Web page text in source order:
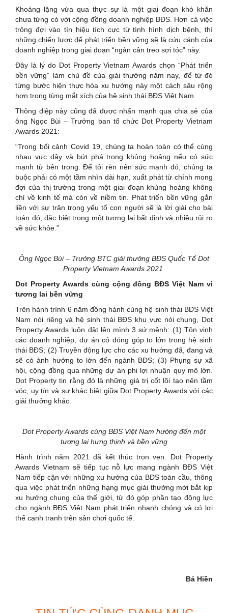
Khoảng lặng vừa qua thực sự là một giai đoạn khó khăn
chưa từng có với cộng đồng doanh nghiệp BĐS. Hơn cả việc
trông đợi vào tín hiệu tích cực từ tình hình dịch bệnh, thì
những chiến lược để phát triển bền vững sẽ là cứu cánh của
doanh nghiệp trong giai đoạn “ngàn cân treo sợi tóc” này.
Đây là lý do Dot Property Vietnam Awards chọn “Phát triển
bền vững” làm chủ đề của giải thưởng năm nay, để từ đó
từng bước hiện thực hóa xu hướng này một cách sâu rộng
hơn trong từng mắt xích của hệ sinh thái BĐS Việt Nam.
Thông điệp này cũng đã được nhấn mạnh qua chia sẻ của
ông Ngọc Bùi – Trưởng ban tổ chức Dot Property Vietnam
Awards 2021:
“Trong bối cảnh Covid 19, chúng ta hoàn toàn có thể cùng
nhau vực dậy và bứt phá trong khủng hoảng nếu có sức
mạnh từ bên trong. Để tôi rèn nên sức mạnh đó, chúng ta
buộc phải có một tầm nhìn dài hạn, xuất phát từ chính mong
đợi của thị trường trong một giai đoạn khủng hoảng không
chỉ về kinh tế mà còn về niềm tin. Phát triển bền vững gắn
liền với sự trân trọng yếu tố con người sẽ là lời giải cho bài
toán đó, đặc biệt trong một tương lai bất định và nhiều rủi ro
về sức khỏe.”
Ông Ngọc Bùi – Trưởng BTC giải thưởng BĐS Quốc Tế Dot
Property Vietnam Awards 2021
Dot Property Awards cùng cộng đồng BĐS Việt Nam vì
tương lai bền vững
Trên hành trình 6 năm đồng hành cùng hệ sinh thái BĐS Việt
Nam nói riêng và hệ sinh thái BĐS khu vực nói chung, Dot
Property Awards luôn đặt lên mình 3 sứ mệnh: (1) Tôn vinh
các doanh nghiệp, dự án có đóng góp to lớn trong hệ sinh
thái BĐS; (2) Truyền động lực cho các xu hướng đã, đang và
sẽ có ảnh hưởng to lớn đến ngành BĐS; (3) Phụng sự xã
hội, cộng đồng qua những dự án phi lợi nhuận quy mô lớn.
Dot Property tin rằng đó là những giá trị cốt lõi tạo nên tầm
vóc, uy tín và sự khác biệt giữa Dot Property Awards với các
giải thưởng khác.
Dot Property Awards cùng BĐS Việt Nam hướng đến một
tương lai hưng thịnh và bền vững
Hành trình năm 2021 đã kết thúc trọn vẹn. Dot Property
Awards Vietnam sẽ tiếp tục nỗ lực mang ngành BĐS Việt
Nam tiếp cận với những xu hướng của BĐS toàn cầu, thông
qua việc phát triển những hạng mục giải thưởng mới bắt kịp
xu hướng chung của thế giới, từ đó góp phần tạo động lực
cho ngành BĐS Việt Nam phát triển nhanh chóng và có lợi
thế cạnh tranh trên sân chơi quốc tế.
Bá Hiền